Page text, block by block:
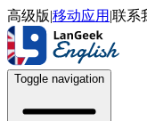
高级版|移动应用 |联系
Toggle navigation